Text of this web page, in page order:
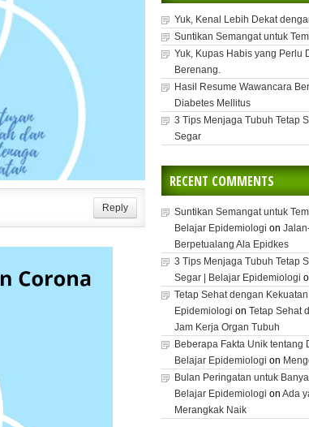
Reply
Yuk, Kenal Lebih Dekat
Suntikan Semangat untuk
Yuk, Kupas Habis yang Perlu
Berenang.
Hasil Resume Wawancara
Diabetes Mellitus
3 Tips Menjaga Tubuh Tetap
Segar
RECENT COMMENTS
Suntikan Semangat untuk
Belajar Epidemiologi on
Berpetualang Ala Epidkes
3 Tips Menjaga Tubuh Tetap
Segar | Belajar Epidemiologi
Tetap Sehat dengan
Epidemiologi on Tetap Sehat
Jam Kerja Organ Tubuh
Beberapa Fakta Unik tentang
Belajar Epidemiologi on
Bulan Peringatan untuk
Belajar Epidemiologi on Ada
Merangkak Naik